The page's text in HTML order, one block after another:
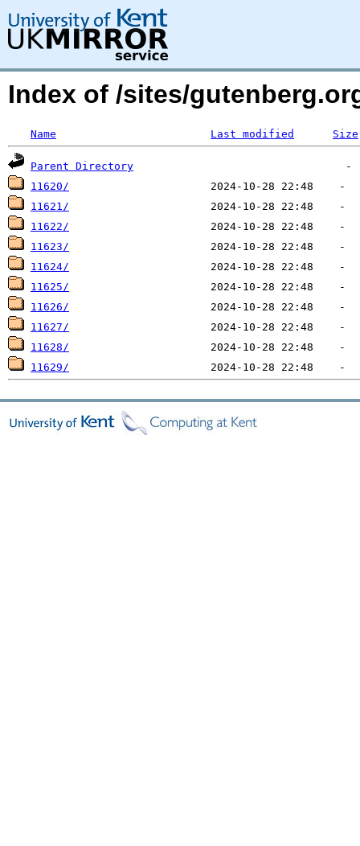
Index of /sites/
Name Last modified Size
Parent Directory
11620/
11621/
11622/
11623/
11624/
11625/
11626/
11627/
11628/
11629/